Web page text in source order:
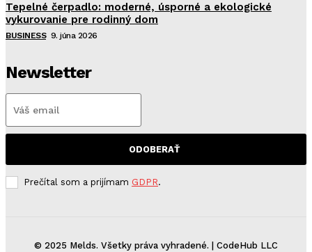
Tepelné čerpadlo: moderné, úsporné a ekologické
vykurovanie pre rodinný dom
BUSINESS 9. júna 2026
Newsletter
ODOBERAŤ
Prečítal som a prijímam GDPR.
© 2025 Melds. Všetky práva vyhradené. | CodeHub LLC